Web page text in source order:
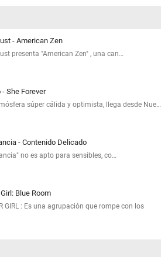
- American Zen
presenta "American Zen" , una can…
- She Forever
súper cálida y optimista, llega desde Nue…
- Contenido Delicado
no es apto para sensibles, co…
Blue Room
GIRL : Es una agrupación que rompe con los